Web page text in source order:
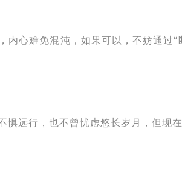
内心难免混沌，如果可以，不妨通过“
惧远行，也不曾忧虑悠长岁月，但现